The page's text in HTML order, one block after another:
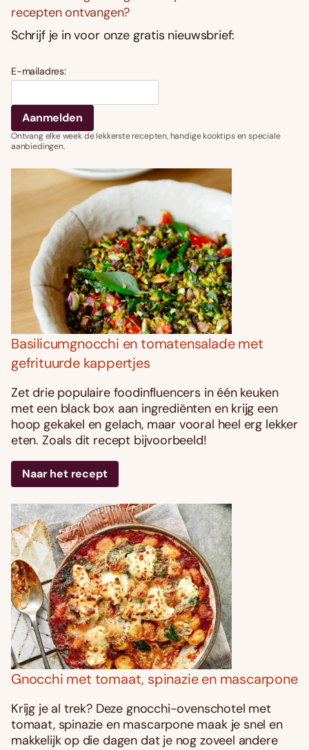
recepten ontvangen?
Schrijf je in voor onze gratis nieuwsbrief:
E-mailadres:
Ontvang elke week de lekkerste recepten, handige kooktips en speciale
aanbiedingen.
Basilicumgnocchi en tomatensalade met
gefrituurde kappertjes
Zet drie populaire foodinfluencers in één keuken
met een black box aan ingrediënten en krijg een
hoop gekakel en gelach, maar vooral heel erg lekker
eten. Zoals dit recept bijvoorbeeld!
Naar het recept
Gnocchi met tomaat, spinazie en mascarpone
Krijg je al trek? Deze gnocchi-ovenschotel met
tomaat, spinazie en mascarpone maak je snel en
makkelijk op die dagen dat je nog zoveel andere